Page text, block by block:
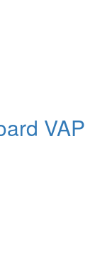
VAP